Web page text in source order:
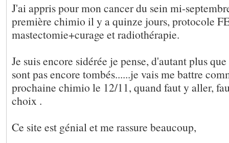
J'ai appris pour mon cancer du sein mi-
première chimio il y a quinze jours, protocole
mastectomie+curage et radiothérapie.
Je suis encore sidérée je pense, d'autant plus
sont pas encore tombés......je vais me battre
prochaine chimio le 12/11, quand faut y aller,
choix .
Ce site est génial et me rassure beaucoup,